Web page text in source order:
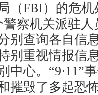
（FBI）的危
警察机关派驻
别查询各自信
别重视情报信
中心。“9·11”
摧毁了多起恐